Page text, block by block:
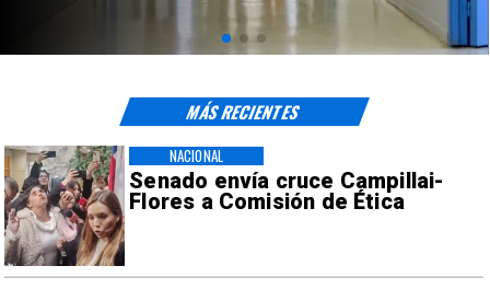
Senado envía cruce Campillai-
Flores a Comisión de Ética
NACIONAL
MÁS RECIENTES